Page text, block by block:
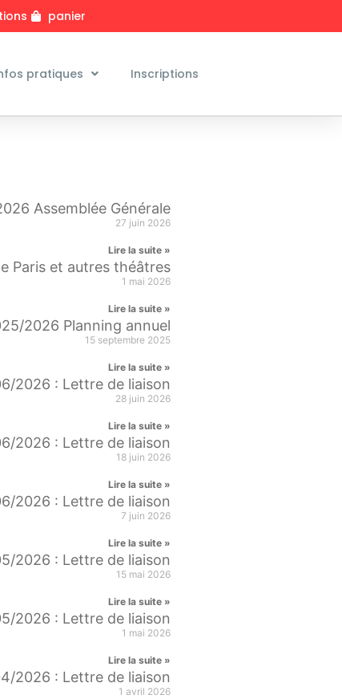
panier
pratiques Inscriptions
Assemblée Générale
27 juin 2026
Lire la suite »
Paris et autres théâtres
1 mai 2026
Lire la suite »
2026 Planning annuel
15 septembre 2025
Lire la suite »
2026 : Lettre de liaison
28 juin 2026
Lire la suite »
2026 : Lettre de liaison
18 juin 2026
Lire la suite »
2026 : Lettre de liaison
7 juin 2026
Lire la suite »
2026 : Lettre de liaison
15 mai 2026
Lire la suite »
2026 : Lettre de liaison
1 mai 2026
Lire la suite »
2026 : Lettre de liaison
1 avril 2026